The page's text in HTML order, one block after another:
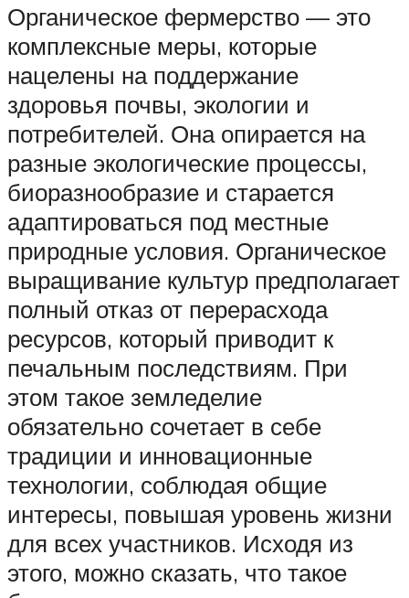
Органическое фермерство — это
комплексные меры, которые
нацелены на поддержание
здоровья почвы, экологии и
потребителей. Она опирается на
разные экологические процессы,
биоразнообразие и старается
адаптироваться под местные
природные условия. Органическое
выращивание культур предполагает
полный отказ от перерасхода
ресурсов, который приводит к
печальным последствиям. При
этом такое земледелие
обязательно сочетает в себе
традиции и инновационные
технологии, соблюдая общие
интересы, повышая уровень жизни
для всех участников. Исходя из
этого, можно сказать, что такое